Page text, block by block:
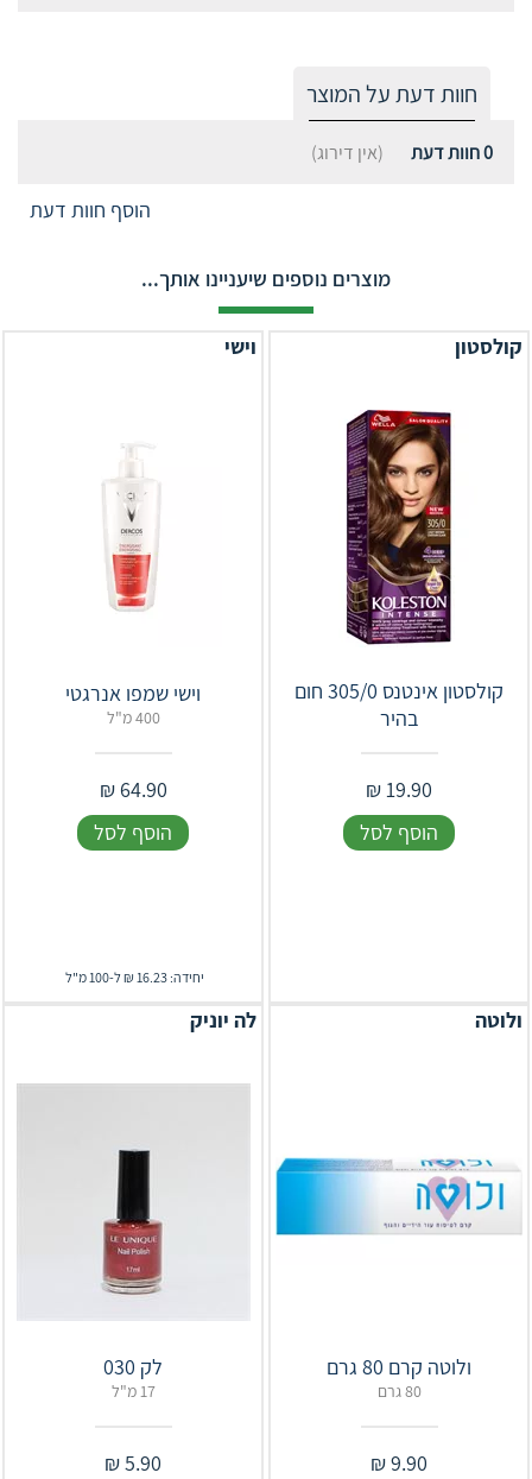
חוות דעת על המוצר
0חוות דעת (אין דירוג)
הוסף חוות דעת
מוצרים נוספים שיעניינו אותך...
קולסטון
קולסטון אינטנס 305/0 חום
בהיר
19.90
₪
הוסף לסל
וישי
וישי שמפו אנרגטי
400 מ"ל
64.90
₪
הוסף לסל
יחידה: 16.23 ₪ ל-100 מ"ל
ולוטה
ולוטה קרם 80 גרם
80 גרם
9.90
₪
לה יוניק
לק 030
17 מ"ל
5.90
₪